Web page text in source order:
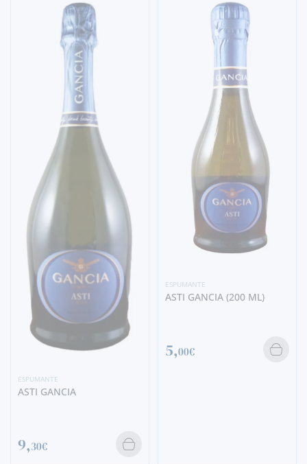
ESPUMANTE
ASTI GANCIA
9,30€
ESPUMANTE
ASTI GANCIA (200 ML)
5,00€